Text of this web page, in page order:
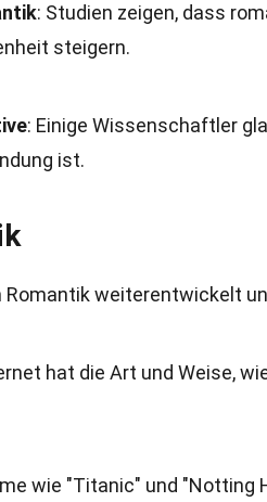
: Studien zeigen, dass
steigern.
: Einige Wissenschaftler
ist.
weiterentwickelt
hat die Art und Weise,
wie "Titanic" und "Notting